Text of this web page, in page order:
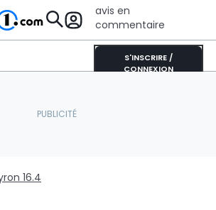
avis en
commentaire
S'INSCRIRE /
CONNEXION
16.4